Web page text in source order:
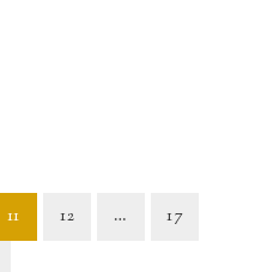
11 12 … 17